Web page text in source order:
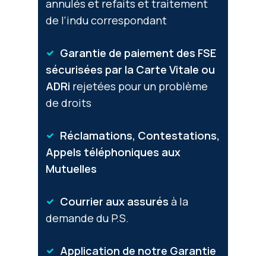
annulés et refaits et traitement
de l’indu correspondant
Garantie de paiement des FSE
sécurisées par la Carte Vitale ou
ADRi rejetées pour un problème
de droits
Réclamations, Contestations,
Appels téléphoniques aux
Mutuelles
Courrier aux assurés à la
demande du P.S.
Application de notre Garantie